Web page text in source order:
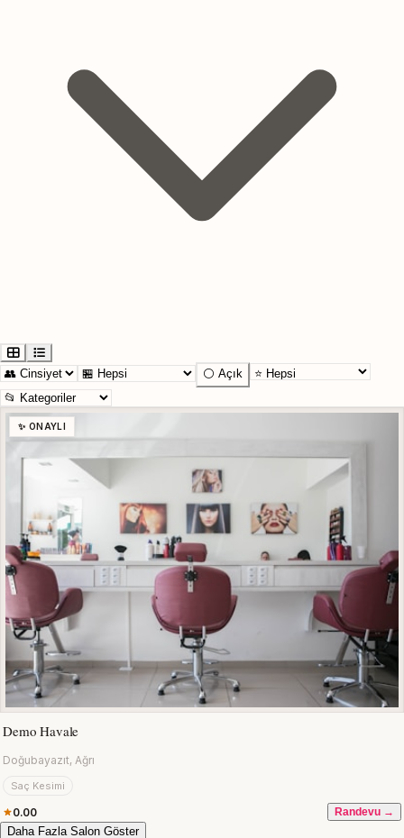
⚪ Açık
✨ ONAYLI
Demo Havale
Doğubayazıt, Ağrı
Saç Kesimi
0.00 Randevu →
Daha Fazla Salon Göster